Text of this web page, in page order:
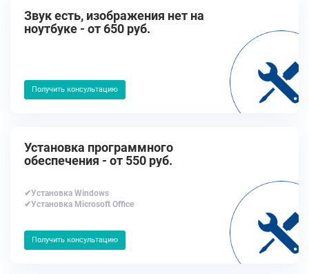
Звук есть, изображения нет на
ноутбуке - от 650 руб.
Получить консультацию
Установка программного
обеспечения - от 550 руб.
✔Установка Windows
✔Установка Microsoft Office
Получить консультацию